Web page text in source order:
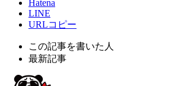
Hatena
LINE
URLコピー
この記事を書いた人
最新記事